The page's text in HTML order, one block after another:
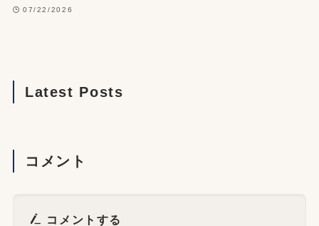
07/22/2026
Latest Posts
コメント
コメントする